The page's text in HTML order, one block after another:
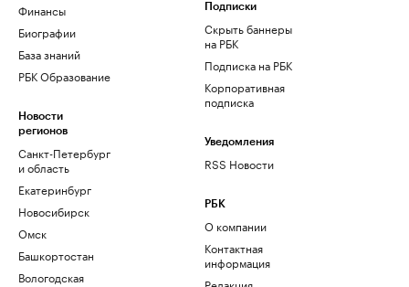
Финансы
Биографии
База знаний
РБК Образование
Новости
регионов
Санкт-Петербург
и область
Екатеринбург
Новосибирск
Омск
Башкортостан
Вологодская
Подписки
Скрыть баннеры
на РБК
Подписка на РБК
Корпоративная
подписка
Уведомления
RSS Новости
РБК
О компании
Контактная
информация